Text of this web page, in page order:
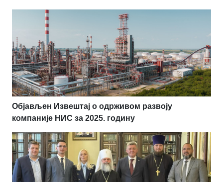
Објављен Извештај о одрживом развоју
компаније НИС за 2025. годину